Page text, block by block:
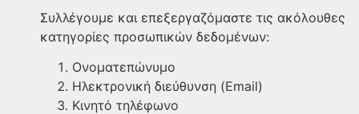
Συλλέγουμε και επεξεργαζόμαστε τις ακόλουθες
κατηγορίες προσωπικών δεδομένων:
Ονοματεπώνυμο
Ηλεκτρονική διεύθυνση (Email)
Κινητό τηλέφωνο